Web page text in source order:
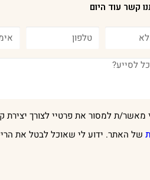
קשר עוד היום
מאשר/ת למסור את פרטיי לצורך יצירת
של האתר. ידוע לי שאוכל לבטל את